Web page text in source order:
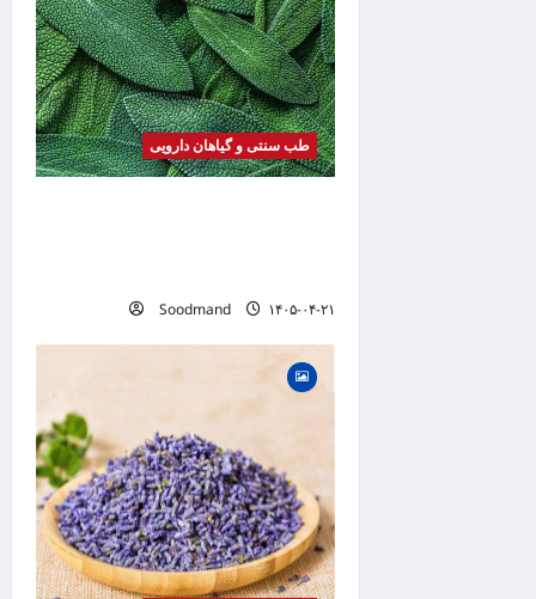
طب سنتی و گیاهان دارویی
Soodmand ۱۴۰۵-۰۴-۲۱